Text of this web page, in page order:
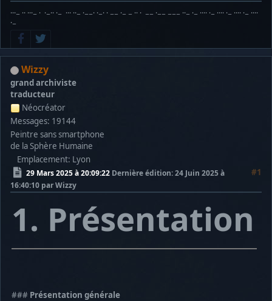
···− ·· ···− · ·−·· ·− ··· ··− ·−−· ·−· · −− ·− − ·· · −− ·−− −−− ··− ·− ···· ·− ···· ·− ···· ·− ····
·−
Wizzy
grand archiviste
traducteur
Néocréator
Messages: 19144
Peintre sans smartphone
de la Sphère Humaine
Emplacement: Lyon
29 Mars 2025 à 20:09:22 #1
Dernière édition: 24 Juin 2025 à
16:40:10 par Wizzy
1. Présentation
### Présentation générale